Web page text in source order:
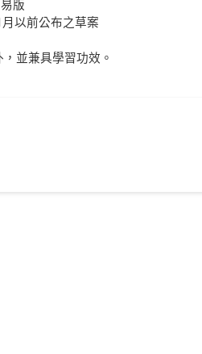
版
以前公布之草案
並兼具學習功效。